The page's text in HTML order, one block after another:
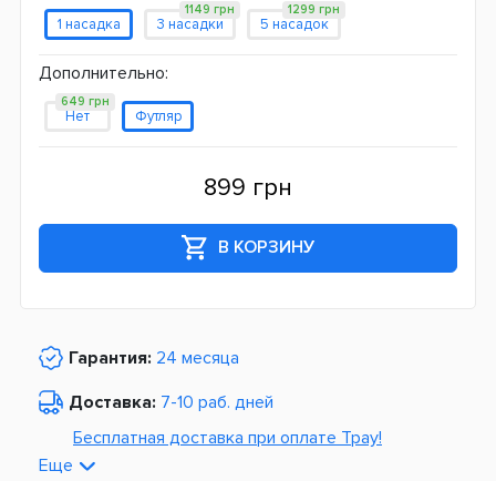
1 насадка 3 насадки
1149 грн
5 насадок
1299 грн
Дополнительно:
Нет
649 грн
Футляр
899 грн
В КОРЗИНУ
Гарантия: 24 месяца
Доставка: 7-10 раб. дней
Бесплатная доставка при оплате Tpay!
Еще